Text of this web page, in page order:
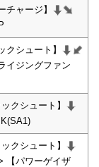
チャージ】
クシュート】
イジングファン
クシュート】
クシュート】
【パワーゲイザ